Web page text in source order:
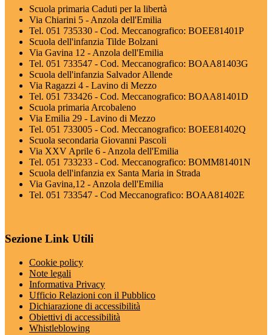
Scuola primaria Caduti per la libertà
Via Chiarini 5 - Anzola dell'Emilia
Tel. 051 735330 - Cod. Meccanografico: BOEE81401P
Scuola dell'infanzia Tilde Bolzani
Via Gavina 12 - Anzola dell'Emilia
Tel. 051 733547 - Cod. Meccanografico: BOAA81403G
Scuola dell'infanzia Salvador Allende
Via Ragazzi 4 - Lavino di Mezzo
Tel. 051 733426 - Cod. Meccanografico: BOAA81401D
Scuola primaria Arcobaleno
Via Emilia 29 - Lavino di Mezzo
Tel. 051 733005 - Cod. Meccanografico: BOEE81402Q
Scuola secondaria Giovanni Pascoli
Via XXV Aprile 6 - Anzola dell'Emilia
Tel. 051 733233 - Cod. Meccanografico: BOMM81401N
Scuola dell'infanzia ex Santa Maria in Strada
Via Gavina,12 - Anzola dell'Emilia
Tel. 051 733547 - Cod Meccanografico: BOAA81402E
Sezione Link Utili
Cookie policy
Note legali
Informativa Privacy
Ufficio Relazioni con il Pubblico
Dichiarazione di accessibilità
Obiettivi di accessibilità
Whistleblowing